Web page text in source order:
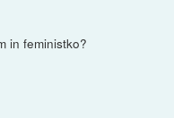
in feministko?